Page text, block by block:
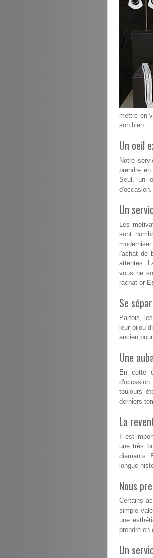
mettre en
son bien.
Un oeil
Notre
prendre
Seul, un
d'occasion.
Un
Les
sont
l'achat de
attentes.
vous ne
rachat or
Se
Parfois,
leur bijou
ancien
Une
En cette
toujours
derniers
La
Il est
une très
diamants.
longue
Nous
Certains
simple
une
prendre en
Un